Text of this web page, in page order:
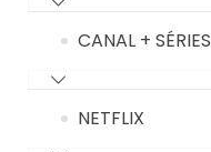
CANAL + SÉRIES
NETFLIX